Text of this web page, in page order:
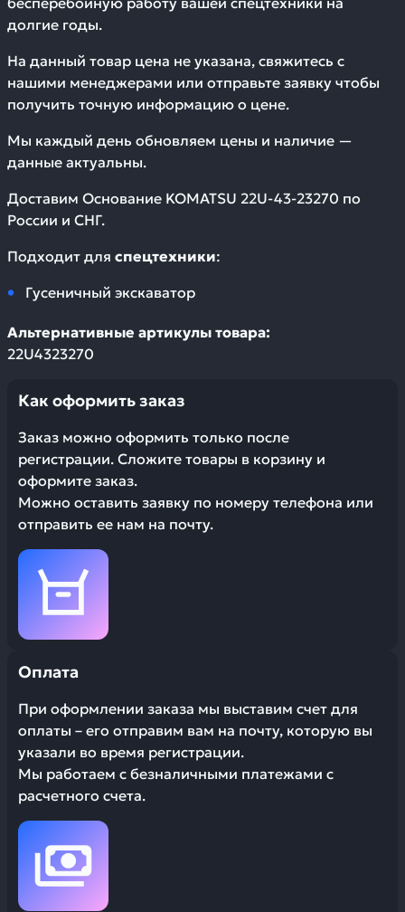
долгие годы.
На данный товар цена не указана, свяжитесь с
нашими менеджерами или отправьте заявку чтобы
получить точную информацию о цене.
Мы каждый день обновляем цены и наличие —
данные актуальны.
Доставим Основание KOMATSU 22U-43-23270 по
России и СНГ.
Подходит для спецтехники:
Гусеничный экскаватор
Альтернативные артикулы товара:
22U4323270
Как оформить заказ
Заказ можно оформить только после
регистрации. Сложите товары в корзину и
оформите заказ.
Можно оставить заявку по номеру телефона или
отправить ее нам на почту.
Оплата
При оформлении заказа мы выставим счет для
оплаты – его отправим вам на почту, которую вы
указали во время регистрации.
Мы работаем с безналичными платежами с
расчетного счета.